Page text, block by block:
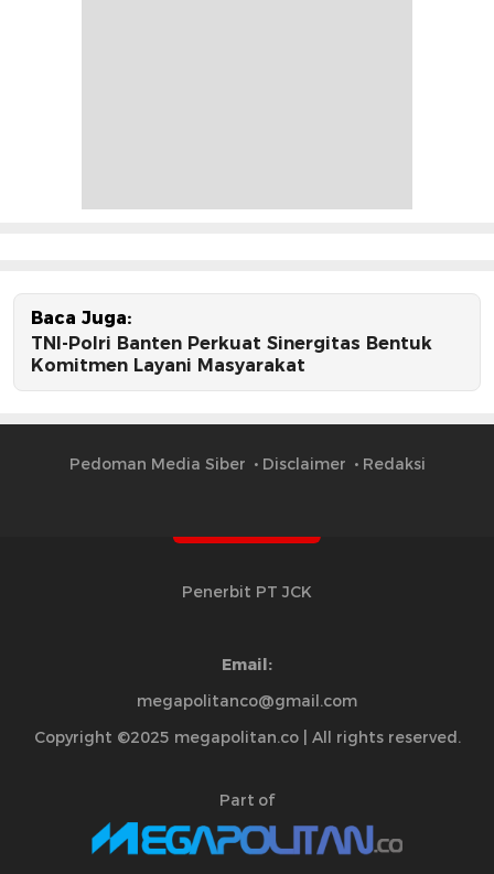
Baca Juga:
TNI-Polri Banten Perkuat Sinergitas Bentuk
Komitmen Layani Masyarakat
Pedoman Media Siber Disclaimer Redaksi
Penerbit PT JCK
Email:
megapolitanco@gmail.com
Copyright ©2025 megapolitan.co | All rights reserved.
Part of